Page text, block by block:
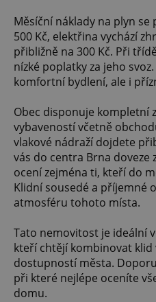
Měsíční náklady na plyn
500 Kč, elektřina vychází
přibližně na 300 Kč. Při
nízké poplatky za jeho
komfortní bydlení, ale i
Obec disponuje kompletní
vybaveností včetně
vlakové nádraží dojdete
vás do centra Brna doveze
ocení zejména ti, kteří do
Klidní sousedé a příjemné
atmosféru tohoto místa.
Tato nemovitost je ideální
kteří chtějí kombinovat klid
dostupností města.
při které nejlépe oceníte
domu.